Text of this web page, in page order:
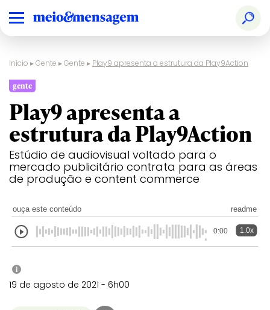
Início ▸Gente ▸Gente ▸ Play9 apresenta a estrutura da Play9Action
gente
Play9 apresenta a
estrutura da Play9Action
Estúdio de audiovisual voltado para o
mercado publicitário contrata para as áreas
de produção e content commerce
ouça este conteúdo readme
0:00 1.0x
i
19 de agosto de 2021 - 6h00